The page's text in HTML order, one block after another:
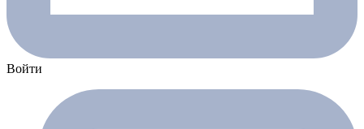
Войти